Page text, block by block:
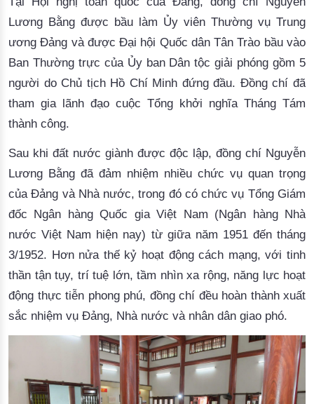
Lương Bằng được bầu làm Ủy viên Thường vụ Trung
ương Đảng và được Đại hội Quốc dân Tân Trào bầu vào
Ban Thường trực của Ủy ban Dân tộc giải phóng gồm 5
người do Chủ tịch Hồ Chí Minh đứng đầu. Đồng chí đã
tham gia lãnh đạo cuộc Tổng khởi nghĩa Tháng Tám
thành công.
Sau khi đất nước giành được độc lập, đồng chí Nguyễn
Lương Bằng đã đảm nhiệm nhiều chức vụ quan trọng
của Đảng và Nhà nước, trong đó có chức vụ Tổng Giám
đốc Ngân hàng Quốc gia Việt Nam (Ngân hàng Nhà
nước Việt Nam hiện nay) từ giữa năm 1951 đến tháng
3/1952. Hơn nửa thế kỷ hoạt động cách mạng, với tinh
thần tận tụy, trí tuệ lớn, tầm nhìn xa rộng, năng lực hoạt
động thực tiễn phong phú, đồng chí đều hoàn thành xuất
sắc nhiệm vụ Đảng, Nhà nước và nhân dân giao phó.